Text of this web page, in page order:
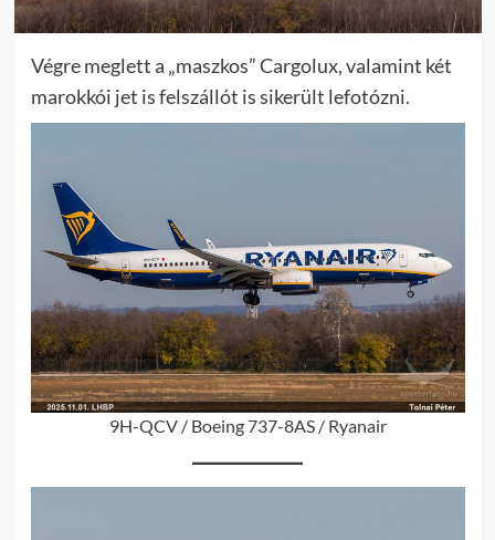
Végre meglett a „maszkos” Cargolux, valamint két
marokkói jet is felszállót is sikerült lefotózni.
9H-QCV / Boeing 737-8AS / Ryanair